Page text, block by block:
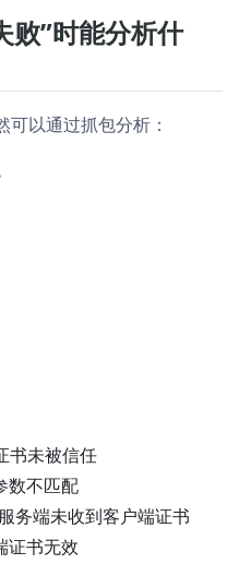
败”时能分析什
以通过抓包分析：
书未被信任
数不匹配
务端未收到客户端证书
证书无效